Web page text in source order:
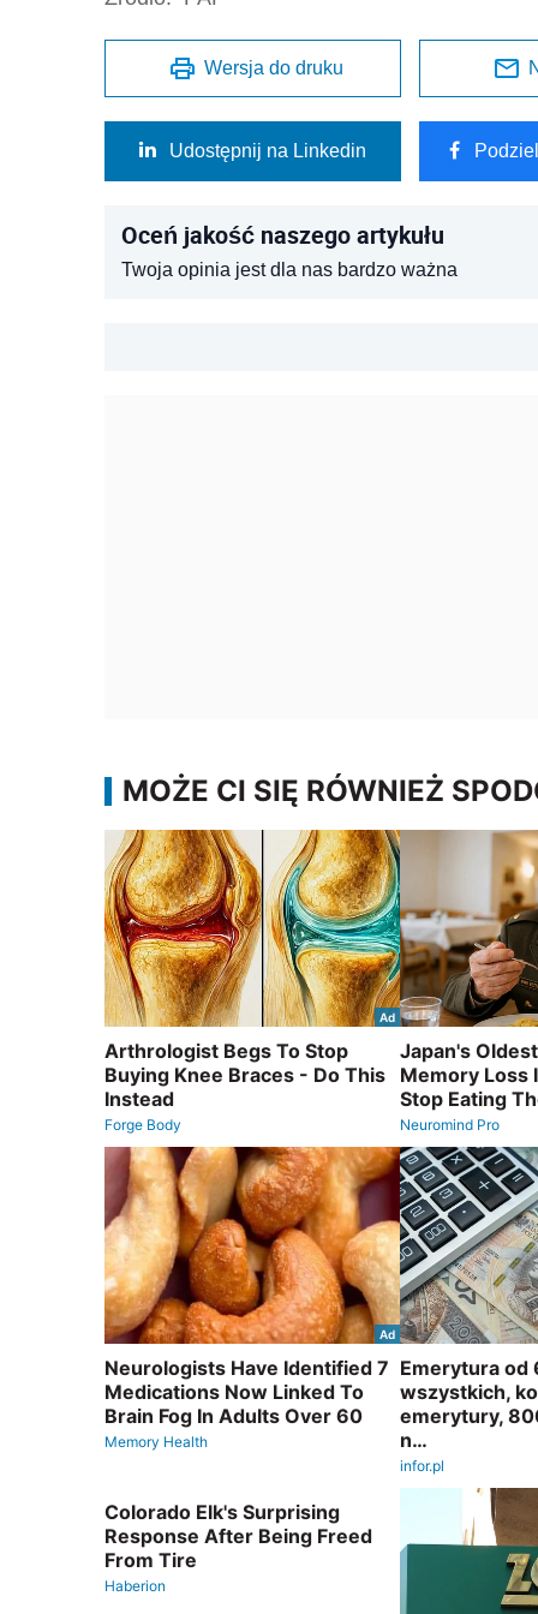
Wersja do druku
Udostępnij na Linkedin
Oceń jakość naszego artykułu
Twoja opinia jest dla nas bardzo ważna